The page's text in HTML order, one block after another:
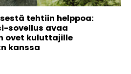
tehtiin helppoa:
sovellus avaa
ovet kuluttajille
kanssa